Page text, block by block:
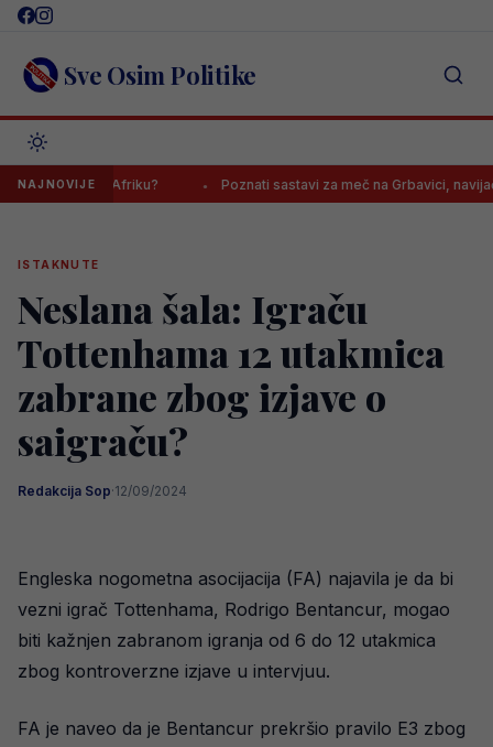
Skip
content Sve Osim Politike
NAJNOVIJE
seli u Afriku? Poznati sastavi za meč na Grbavici, navijači
ISTAKNUTE
Neslana šala: Igraču
Tottenhama 12 utakmica
zabrane zbog izjave o
saigraču?
Redakcija Sop·12/09/2024
Engleska nogometna asocijacija (FA) najavila je da bi
vezni igrač Tottenhama, Rodrigo Bentancur, mogao
biti kažnjen zabranom igranja od 6 do 12 utakmica
zbog kontroverzne izjave u intervjuu.
FA je naveo da je Bentancur prekršio pravilo E3 zbog